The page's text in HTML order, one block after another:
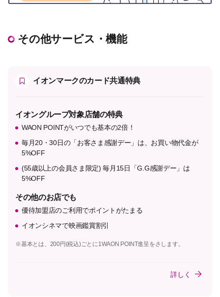
その他サービス・機能
イオンマークのカード共通特典
イオングループ対象店舗の特典
WAON POINTがいつでも基本の2倍！
毎月20・30日の「お客さま感謝デー」は、お買い物代金が
5%OFF
(55歳以上の会員さま限定) 毎月15日「G.G感謝デー」は
5%OFF
その他のお店でも
優待加盟店のご利用でポイントがたまる
イオンシネマで映画鑑賞割引
※基本とは、200円(税込)ごとに1WAON POINT進呈をさします。
詳しく